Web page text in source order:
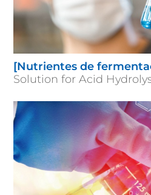
[Nutrientes de
Solution for Acid